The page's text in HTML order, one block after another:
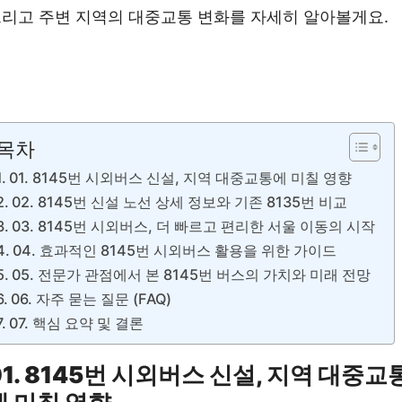
고 주변 지역의 대중교통 변화를 자세히 알아볼게요.
차
01. 8145번 시외버스 신설, 지역 대중교통에 미칠 영향
02. 8145번 신설 노선 상세 정보와 기존 8135번 비교
03. 8145번 시외버스, 더 빠르고 편리한 서울 이동의 시작
04. 효과적인 8145번 시외버스 활용을 위한 가이드
05. 전문가 관점에서 본 8145번 버스의 가치와 미래 전망
06. 자주 묻는 질문 (FAQ)
07. 핵심 요약 및 결론
8145번 시외버스 신설, 지역 대중교